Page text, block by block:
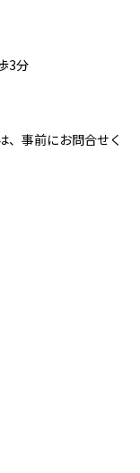
3分
事前にお問合せく